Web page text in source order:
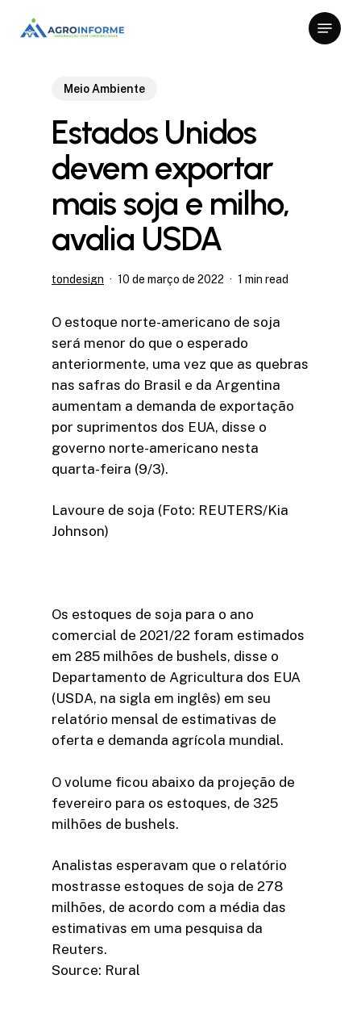
Menu
Meio Ambiente
Estados Unidos
devem exportar
mais soja e milho,
avalia USDA
tondesign 10 de março de 2022 1 min read
O estoque norte-americano de soja
será menor do que o esperado
anteriormente, uma vez que as quebras
nas safras do Brasil e da Argentina
aumentam a demanda de exportação
por suprimentos dos EUA, disse o
governo norte-americano nesta
quarta-feira (9/3).
Lavoure de soja (Foto: REUTERS/Kia
Johnson)
Os estoques de soja para o ano
comercial de 2021/22 foram estimados
em 285 milhões de bushels, disse o
Departamento de Agricultura dos EUA
(USDA, na sigla em inglês) em seu
relatório mensal de estimativas de
oferta e demanda agrícola mundial.
O volume ficou abaixo da projeção de
fevereiro para os estoques, de 325
milhões de bushels.
Analistas esperavam que o relatório
mostrasse estoques de soja de 278
milhões, de acordo com a média das
estimativas em uma pesquisa da
Reuters.
Source: Rural